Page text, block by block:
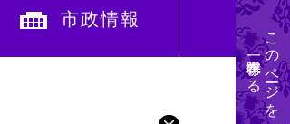
市政情報
このページを
一時保存する